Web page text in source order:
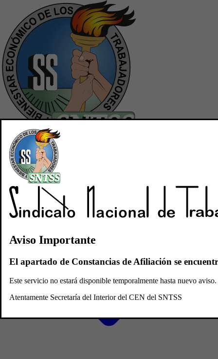
Inicio
Quiénes Somos
Aviso Importante
El apartado de Constancias de Afiliación se
Este servicio no estará disponible temporalmente hasta nuevo
Atentamente Secretaría del Interior del CEN del SNTSS